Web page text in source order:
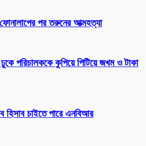
পর তরুনের আত্মহত্যা
ঢুকে পরিচালককে কুপিয়ে পিটিয়ে জখম ও টাকা
চাইতে পারে এনবিআর